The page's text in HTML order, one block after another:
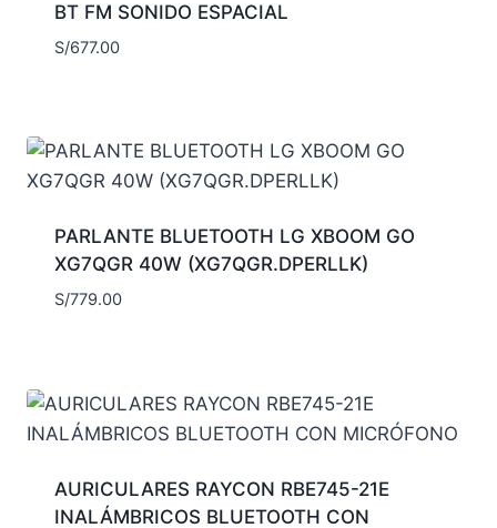
BT FM SONIDO ESPACIAL
S/677.00
PARLANTE BLUETOOTH LG XBOOM GO
XG7QGR 40W (XG7QGR.DPERLLK)
S/779.00
AURICULARES RAYCON RBE745-21E
INALÁMBRICOS BLUETOOTH CON